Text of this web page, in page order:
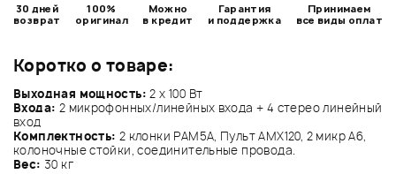
Коротко о товаре:
Выходная мощность: 2 x 100 Вт
Входа: 2 микрофонных/линейных входа + 4 стерео линейный
вход
Комплектность: 2 клонки PAM5A, Пульт AMX120, 2 микр A6,
колоночные стойки, соединительные провода.
Вес: 30 кг
30 дней
возврат
100%
оригинал
Можно
в кредит
Гарантия
и поддержка
Принимаем
все виды оплат